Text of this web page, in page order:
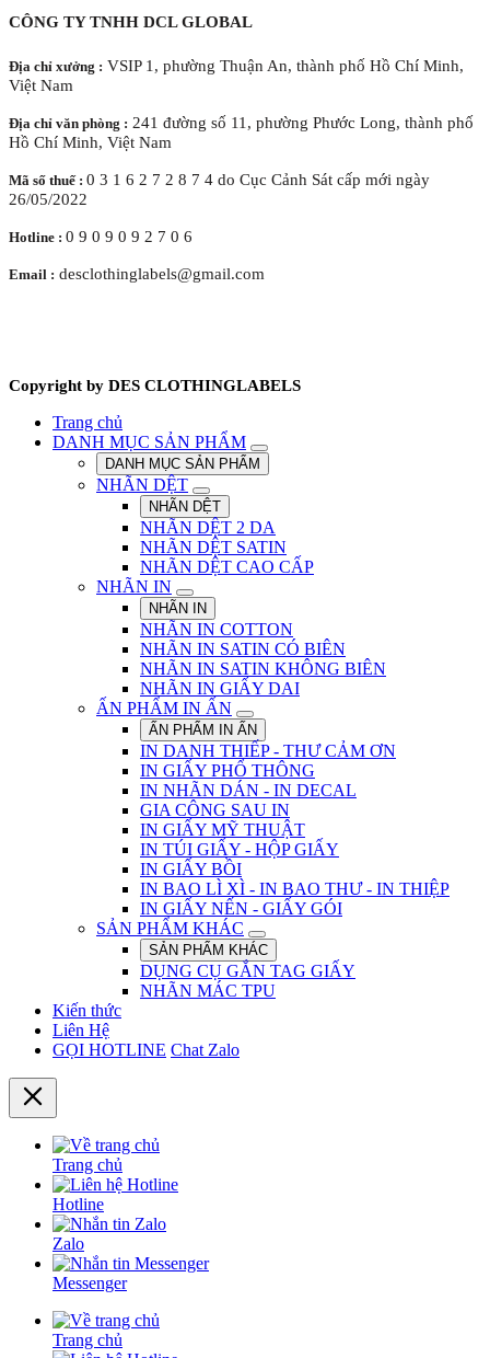
CÔNG TY TNHH DCL GLOBAL
Địa chỉ xưởng : VSIP 1, phường Thuận An, thành phố Hồ Chí Minh,
Việt Nam
Địa chỉ văn phòng : 241 đường số 11, phường Phước Long, thành phố
Hồ Chí Minh, Việt Nam
Mã số thuế : 0 3 1 6 2 7 2 8 7 4 do Cục Cảnh Sát cấp mới ngày
26/05/2022
Hotline : 0 9 0 9 0 9 2 7 0 6
Email : desclothinglabels@gmail.com
Copyright by DES CLOTHINGLABELS
Trang chủ
DANH MỤC SẢN PHẨM
DANH MỤC SẢN PHẨM
NHÃN DỆT
NHÃN DỆT
NHÃN DỆT 2 DA
NHÃN DỆT SATIN
NHÃN DỆT CAO CẤP
NHÃN IN
NHÃN IN
NHÃN IN COTTON
NHÃN IN SATIN CÓ BIÊN
NHÃN IN SATIN KHÔNG BIÊN
NHÃN IN GIẤY DAI
ẤN PHẨM IN ẤN
ẤN PHẨM IN ẤN
IN DANH THIẾP - THƯ CẢM ƠN
IN GIẤY PHỔ THÔNG
IN NHÃN DÁN - IN DECAL
GIA CÔNG SAU IN
IN GIẤY MỸ THUẬT
IN TÚI GIẤY - HỘP GIẤY
IN GIẤY BỒI
IN BAO LÌ XÌ - IN BAO THƯ - IN THIỆP
IN GIẤY NẾN - GIẤY GÓI
SẢN PHẨM KHÁC
SẢN PHẨM KHÁC
DỤNG CỤ GẮN TAG GIẤY
NHÃN MÁC TPU
Kiến thức
Liên Hệ
GỌI HOTLINE Chat Zalo
Trang chủ
Hotline
Zalo
Messenger
Trang chủ